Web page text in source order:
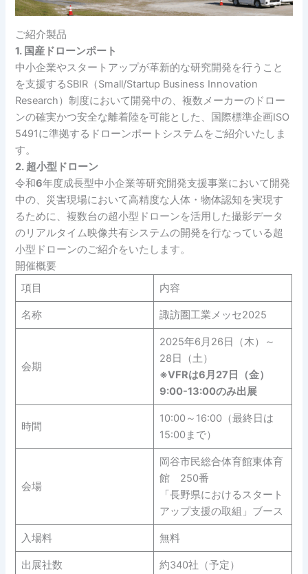
ご紹介製品
1. 国産ドローンポート
中小企業やスタートアップが革新的な研究開発を行うこと
を支援するSBIR（Small/Startup Business Innovation
Research）制度において開発中の、複数メーカーのドロー
ンの確実かつ安全な離着陸を可能とした、国際標準企画ISO
5491に準拠するドローンポートシステムをご紹介いたしま
す。
2. 超小型ドローン
令和6年度成長型中小企業等研究開発支援事業において開発
中の、災害現場において高精度な人体・物体認知を実現す
るために、複数台の超小型ドローンを活用した撮影データ
のリアルタイム映像共有システムの開発を行なっている超
小型ドローンのご紹介をいたします。
開催概要
項目
内容
名称 諏訪圏工業メッセ2025
会期
2025年6月26日（木）～
28日（土）
※VFRは6月27日（金）
9:00-13:00のみ出展
時間
10:00～16:00（最終日は
15:00まで）
会場
岡谷市民総合体育館東体育
館 250番
「長野県におけるスタート
アップ支援の取組」ブース
入場料 無料
出展社数 約340社（予定）